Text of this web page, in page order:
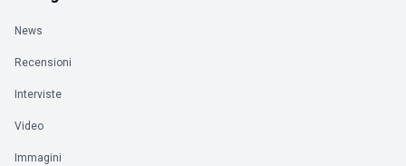
News
Recensioni
Interviste
Video
Immagini